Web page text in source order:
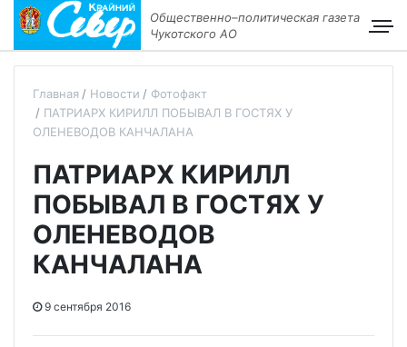
Общественно–политическая газета
Чукотского АО
Главная Новости
Фотофакт
ПАТРИАРХ КИРИЛЛ ПОБЫВАЛ В ГОСТЯХ У
ОЛЕНЕВОДОВ КАНЧАЛАНА
ПАТРИАРХ КИРИЛЛ
ПОБЫВАЛ В ГОСТЯХ У
ОЛЕНЕВОДОВ
КАНЧАЛАНА
9 сентября 2016